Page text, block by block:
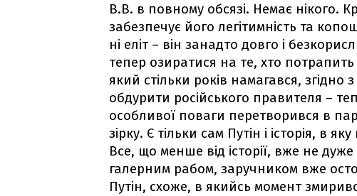
В.В. в повному обсязі. Немає нікого.
забезпечує його легітимність та
ні еліт – він занадто довго і
тепер озиратися на те, хто потрапить
який стільки років намагався, згідно
обдурити російського правителя –
особливої ​​поваги перетворився в
зірку. Є тільки сам Путін і історія, в
Все, що менше від історії, вже не
галерним рабом, заручником вже
Путін, схоже, в якийсь момент